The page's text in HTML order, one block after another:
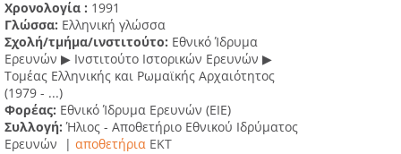
Χρονολογία : 1991
Γλώσσα: Ελληνική γλώσσα
Σχολή/τμήμα/ινστιτούτο: Εθνικό Ίδρυμα
Ερευνών ▶ Ινστιτούτο Ιστορικών Ερευνών ▶
Τομέας Ελληνικής και Ρωμαϊκής Αρχαιότητος
(1979 - ...)
Φορέας: Εθνικό Ίδρυμα Ερευνών (ΕΙΕ)
Συλλογή:Ήλιος - Αποθετήριο Εθνικού Ιδρύματος
Ερευνών | αποθετήρια EKT